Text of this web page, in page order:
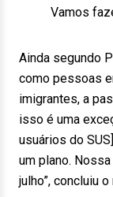
Vamos
Ainda segundo
como pessoas
imigrantes, a
isso é uma
usuários do
um plano.
julho”, concluiu